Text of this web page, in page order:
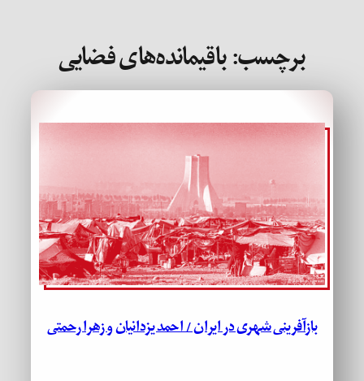
برچسب:باقیمانده‌های فضایی
بازآفرینی شهری در ایران / احمد یزدانیان و زهرا رحمتی